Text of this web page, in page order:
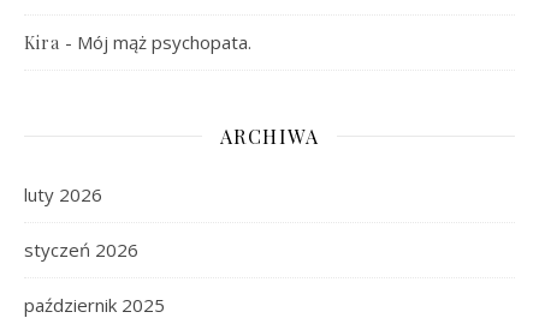
Kira - Mój mąż psychopata.
ARCHIWA
luty 2026
styczeń 2026
październik 2025